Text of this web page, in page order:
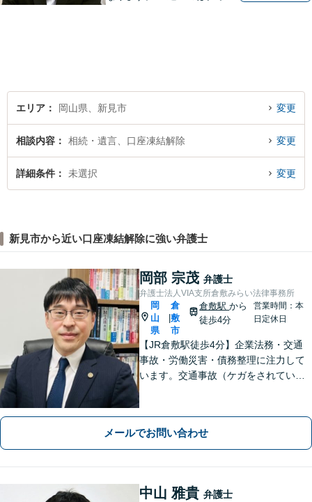
エリア
岡山県、新見市 変更
相談内容 相続・遺言、口座凍結解除 変更
詳細条件 未選択 変更
新見市から近い口座凍結解除に強い弁護士
岡部 宗茂 弁護士
弁護士法人VIA支所倉敷みらい法律事務所
岡
山
県
倉
敷
市
倉敷駅から
徒歩4分
営業時間：本
日定休日
【JR倉敷駅徒歩4分】企業法務・交通
事故・労働災害・債務整理に注力して
います。交通事故（ケガをされている
ご紹介がある場合の事業者相談は初回
無料です。
メールでお問い合わせ
中山 雅貴 弁護士